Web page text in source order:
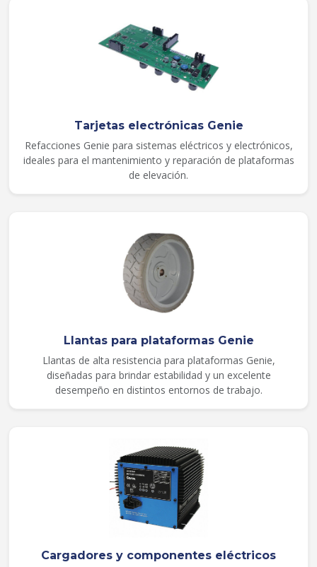
Tarjetas electrónicas Genie
Refacciones Genie para sistemas eléctricos y electrónicos,
ideales para el mantenimiento y reparación de plataformas
de elevación.
Llantas para plataformas Genie
Llantas de alta resistencia para plataformas Genie,
diseñadas para brindar estabilidad y un excelente
desempeño en distintos entornos de trabajo.
Cargadores y componentes eléctricos